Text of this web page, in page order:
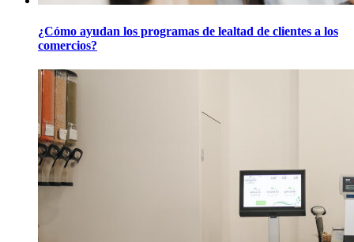
¿Cómo ayudan los programas de lealtad de clientes a los
comercios?